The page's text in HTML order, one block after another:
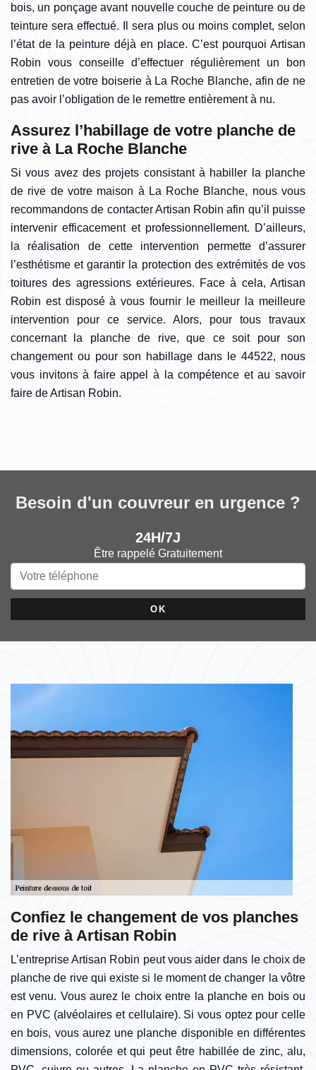
bois, un ponçage avant nouvelle couche de peinture ou de
teinture sera effectué. Il sera plus ou moins complet, selon
l’état de la peinture déjà en place. C’est pourquoi Artisan
Robin vous conseille d’effectuer régulièrement un bon
entretien de votre boiserie à La Roche Blanche, afin de ne
pas avoir l’obligation de le remettre entièrement à nu.
Assurez l’habillage de votre planche de
rive à La Roche Blanche
Si vous avez des projets consistant à habiller la planche
de rive de votre maison à La Roche Blanche, nous vous
recommandons de contacter Artisan Robin afin qu’il puisse
intervenir efficacement et professionnellement. D’ailleurs,
la réalisation de cette intervention permette d’assurer
l’esthétisme et garantir la protection des extrémités de vos
toitures des agressions extérieures. Face à cela, Artisan
Robin est disposé à vous fournir le meilleur la meilleure
intervention pour ce service. Alors, pour tous travaux
concernant la planche de rive, que ce soit pour son
changement ou pour son habillage dans le 44522, nous
vous invitons à faire appel à la compétence et au savoir
faire de Artisan Robin.
Besoin d'un couvreur en urgence ?
24H/7J
Être rappelé Gratuitement
Confiez le changement de vos planches
de rive à Artisan Robin
L’entreprise Artisan Robin peut vous aider dans le choix de
planche de rive qui existe si le moment de changer la vôtre
est venu. Vous aurez le choix entre la planche en bois ou
en PVC (alvéolaires et cellulaire). Si vous optez pour celle
en bois, vous aurez une planche disponible en différentes
dimensions, colorée et qui peut être habillée de zinc, alu,